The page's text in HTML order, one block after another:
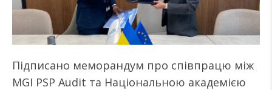
Підписано меморандум про співпрацю між
MGI PSP Audit та Національною академією